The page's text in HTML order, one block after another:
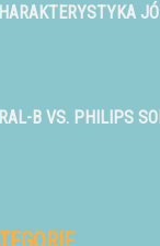
B VS. PHILIPS